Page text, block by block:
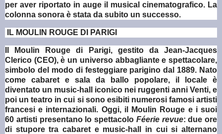
per aver riportato in auge il musical cinematografico. La
colonna sonora è stata da subito un successo.
IL MOULIN ROUGE DI PARIGI
Il Moulin Rouge di Parigi, gestito da Jean-Jacques
Clerico (CEO), è un universo abbagliante e spettacolare,
simbolo del modo di festeggiare parigino dal 1889. Nato
come cabaret e sala da ballo popolare, il locale è
diventato un music-hall iconico nei ruggenti anni Venti, e
poi un teatro in cui si sono esibiti numerosi famosi artisti
francesi e internazionali. Oggi, il Moulin Rouge e i suoi
60 artisti presentano lo spettacolo Féerie revue: due ore
di stupore tra cabaret e music-hall in cui si alternano